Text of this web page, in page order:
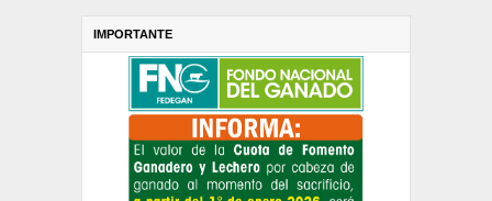
IMPORTANTE